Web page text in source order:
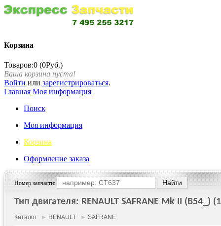
Корзина
Товаров:0 (0Руб.)
Ваша корзина пуста!
Войти или зарегистрироваться.
Главная Моя информация
Поиск
Моя информация
Корзина
Оформление заказа
Номер запчасти:
Тип двигателя: RENAULT SAFRANE Mk II (B54_)
Каталог ► RENAULT ► SAFRANE